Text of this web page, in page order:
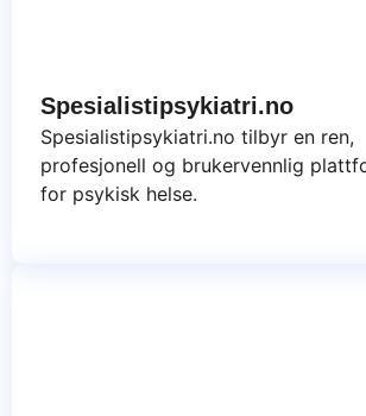
Spesialistipsykiatri.no
Spesialistipsykiatri.no tilbyr en ren,
profesjonell og brukervennlig
for psykisk helse.